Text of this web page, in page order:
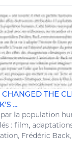
THE
...
par la population
: film,
Frédéric Back,